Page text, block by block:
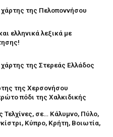
χάρτης της Πελοποννήσου
ελληνικά λεξικά με
της Στερεάς Ελλάδος
της Χερσονήσου
πόδι της Χαλκιδικής
Τελχίνες, σε… Κάλυμνο, Πύλο,
Κύπρο, Κρήτη, Βοιωτία,